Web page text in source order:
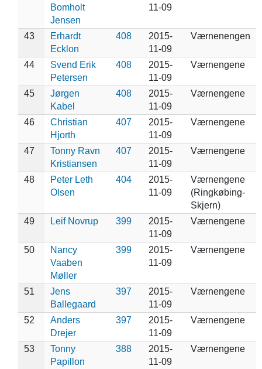
Bomholt
Jensen
11-09
43
Erhardt
Ecklon
408
2015-
11-09
Værnenengen
44
Svend Erik
Petersen
408
2015-
11-09
Værnengene
45
Jørgen
Kabel
408
2015-
11-09
Værnengene
46
Christian
Hjorth
407
2015-
11-09
Værnengene
47
Tonny Ravn
Kristiansen
407
2015-
11-09
Værnengene
48
Peter Leth
Olsen
404
2015-
11-09
Værnengene
(Ringkøbing-
Skjern)
49
Leif Novrup 399
2015-
11-09
Værnengene
50
Nancy
Vaaben
Møller
399
2015-
11-09
Værnengene
51
Jens
Ballegaard
397
2015-
11-09
Værnengene
52
Anders
Drejer
397
2015-
11-09
Værnengene
53
Tonny
Papillon
388
2015-
11-09
Værnengene